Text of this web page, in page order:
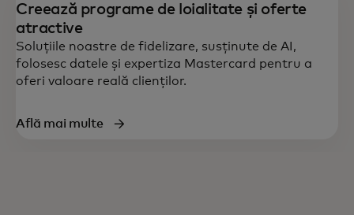
Creează programe de loialitate și oferte
atractive
Soluțiile noastre de fidelizare, susținute de AI,
folosesc datele și expertiza Mastercard pentru a
oferi valoare reală clienților.
Află mai multe